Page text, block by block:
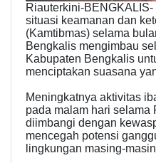
Riauterkini-
situasi keamanan dan
(Kamtibmas) selama
Bengkalis mengimbau
Kabupaten Bengkalis
menciptakan suasana
Meningkatnya aktivitas
pada malam hari selama
diimbangi dengan
mencegah potensi
lingkungan masing-